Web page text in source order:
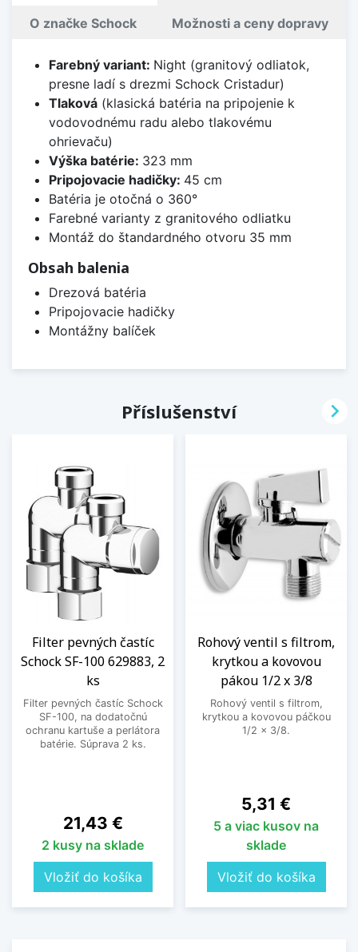
O značke Schock Možnosti a ceny dopravy
Farebný variant: Night (granitový odliatok,
presne ladí s drezmi Schock Cristadur)
Tlaková(klasická batéria na pripojenie k
vodovodnému radu alebo tlakovému
ohrievaču)
Výška batérie: 323 mm
Pripojovacie hadičky: 45 cm
Batéria je otočná o 360°
Farebné varianty z granitového odliatku
Montáž do štandardného otvoru 35 mm
Obsah balenia
Drezová batéria
Pripojovacie hadičky
Montážny balíček
Příslušenství
Filter pevných častíc
Schock SF-100 629883, 2
ks
Filter pevných častíc Schock
SF-100, na dodatočnú
ochranu kartuše a perlátora
batérie. Súprava 2 ks.
Cena
21,43 €
2 kusy na sklade
Vložiť do košíka
Rohový ventil s filtrom,
krytkou a kovovou
pákou 1/2 x 3/8
Rohový ventil s filtrom,
krytkou a kovovou páčkou
1/2 x 3/8.
Cena
5,31 €
5 a viac kusov na
sklade
Vložiť do košíka
